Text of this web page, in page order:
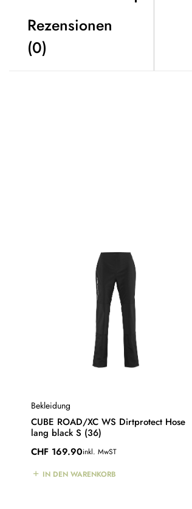
Rezensionen
(0)
Bekleidung
CUBE ROAD/XC WS Dirtprotect Hose
lang black S (36)
CHF 169.90inkl. MwST
IN DEN WARENKORB